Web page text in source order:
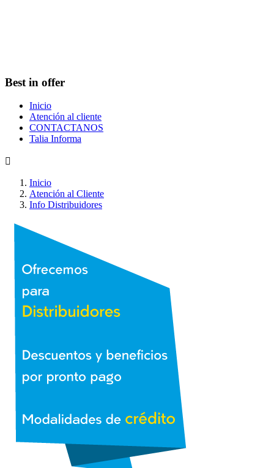
Best in offer
Inicio
Atención al cliente
CONTACTANOS
Talia Informa

Inicio
Atención al Cliente
Info Distribuidores